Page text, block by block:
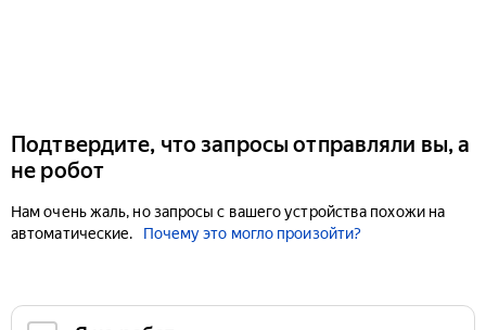
Подтвердите, что запросы отправляли вы, а
не робот
Нам очень жаль, но запросы с вашего устройства похожи на
автоматические.
Почему это могло произойти?